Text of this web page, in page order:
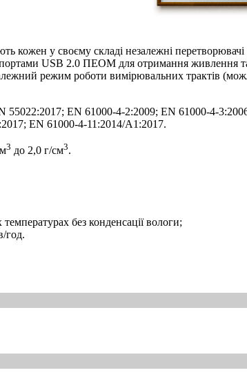
кожен у своєму складі незалежні
USB 2.0 ПЕОМ для отримання живлення та
режим роботи вимірювальних трактів
55022:2017; EN 61000-4-2:2009; EN 61000-4-
EN 61000-4-11:2014/A1:2017.
3 до 2,0 г/см3.
без конденсації вологи;
год.